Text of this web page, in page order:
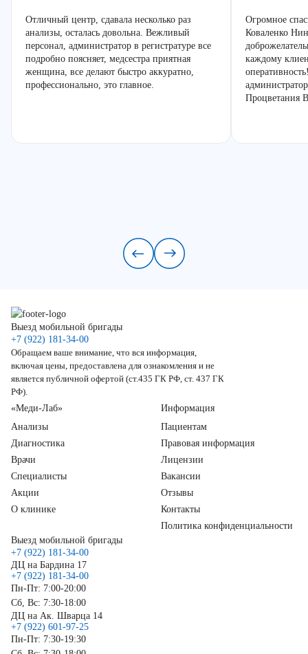
Отличный центр, сдавала несколько раз
анализы, осталась довольна. Вежливый
персонал, администратор в регистратуре все
подробно поясняет, медсестра приятная
женщина, все делают быстро аккуратно,
профессионально, это главное.
Огромное
Коваленко
каждому
Выезд мобильной бригады
+7 (922) 181-34-00
Обращаем ваше внимание, что вся информация,
включая цены, предоставлена для ознакомления и не
является публичной офертой (ст.435 ГК РФ, ст. 437 ГК
РФ).
«Меди-Лаб»
Анализы
Диагностика
Врачи
Специалисты
Акции
О клинике
Информация
Пациентам
Правовая информация
Лицензии
Вакансии
Отзывы
Контакты
Политика конфиденциальности
Выезд мобильной бригады
+7 (922) 181-34-00
ДЦ на Бардина 17
+7 (922) 181-34-00
Пн-Пт: 7:00-20:00
Сб, Вс: 7:30-18:00
ДЦ на Ак. Шварца 14
+7 (922) 601-97-25
Пн-Пт: 7:30-19:30